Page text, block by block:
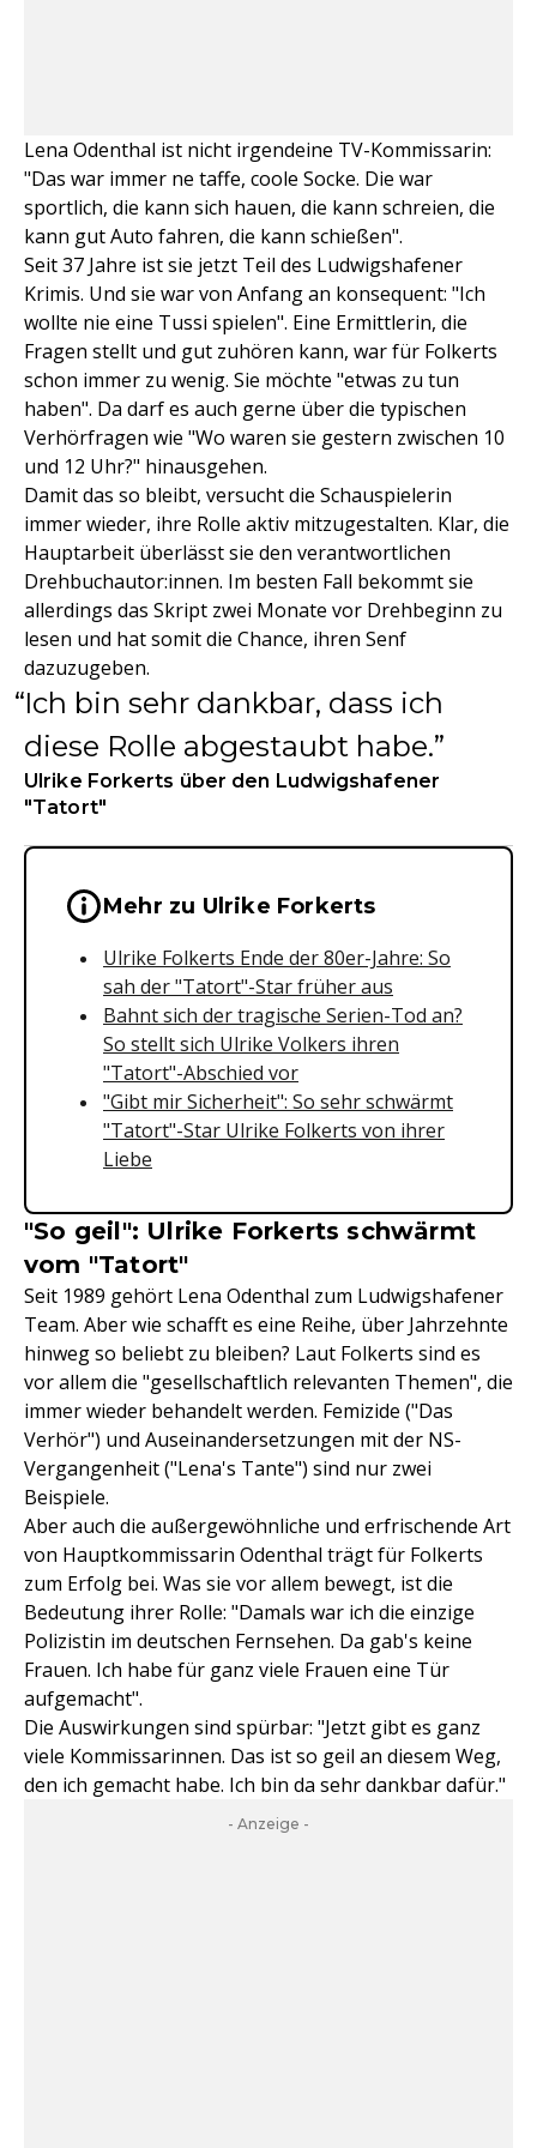
Lena Odenthal ist nicht irgendeine TV-Kommissarin:
"Das war immer ne taffe, coole Socke. Die war
sportlich, die kann sich hauen, die kann schreien, die
kann gut Auto fahren, die kann schießen".
Seit 37 Jahre ist sie jetzt Teil des Ludwigshafener
Krimis. Und sie war von Anfang an konsequent: "Ich
wollte nie eine Tussi spielen". Eine Ermittlerin, die
Fragen stellt und gut zuhören kann, war für Folkerts
schon immer zu wenig. Sie möchte "etwas zu tun
haben". Da darf es auch gerne über die typischen
Verhörfragen wie "Wo waren sie gestern zwischen 10
und 12 Uhr?" hinausgehen.
Damit das so bleibt, versucht die Schauspielerin
immer wieder, ihre Rolle aktiv mitzugestalten. Klar, die
Hauptarbeit überlässt sie den verantwortlichen
Drehbuchautor:innen. Im besten Fall bekommt sie
allerdings das Skript zwei Monate vor Drehbeginn zu
lesen und hat somit die Chance, ihren Senf
dazuzugeben.
Ich bin sehr dankbar, dass ich
diese Rolle abgestaubt habe.
Ulrike Forkerts über den Ludwigshafener
"Tatort"
Wichtige Hinweise &
Mehr zu Ulrike Forkerts
Ulrike Folkerts Ende der 80er-Jahre: So
sah der "Tatort"-Star früher aus
Bahnt sich der tragische Serien-Tod an?
So stellt sich Ulrike Volkers ihren
"Tatort"-Abschied vor
"Gibt mir Sicherheit": So sehr schwärmt
"Tatort"-Star Ulrike Folkerts von ihrer
Liebe
"So geil": Ulrike Forkerts schwärmt
vom "Tatort"
Seit 1989 gehört Lena Odenthal zum Ludwigshafener
Team. Aber wie schafft es eine Reihe, über Jahrzehnte
hinweg so beliebt zu bleiben? Laut Folkerts sind es
vor allem die "gesellschaftlich relevanten Themen", die
immer wieder behandelt werden. Femizide ("Das
Verhör") und Auseinandersetzungen mit der NS-
Vergangenheit ("Lena's Tante") sind nur zwei
Beispiele.
Aber auch die außergewöhnliche und erfrischende Art
von Hauptkommissarin Odenthal trägt für Folkerts
zum Erfolg bei. Was sie vor allem bewegt, ist die
Bedeutung ihrer Rolle: "Damals war ich die einzige
Polizistin im deutschen Fernsehen. Da gab's keine
Frauen. Ich habe für ganz viele Frauen eine Tür
aufgemacht".
Die Auswirkungen sind spürbar: "Jetzt gibt es ganz
viele Kommissarinnen. Das ist so geil an diesem Weg,
den ich gemacht habe. Ich bin da sehr dankbar dafür."
- Anzeige -